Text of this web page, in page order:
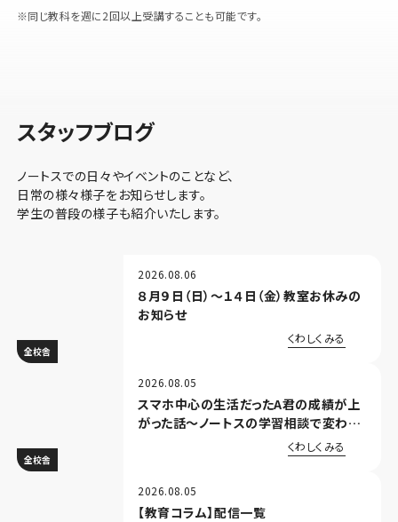
同じ教科を週に2回以上受講することも可能です。
スタッフブログ
ノートスでの日々やイベントのことなど、
日常の様々様子をお知らせします。
学生の普段の様子も紹介いたします。
全校舎
2026.08.06
８月９日（日）～１４日（金）教室お休みの
お知らせ
くわしくみる
全校舎
2026.08.05
スマホ中心の生活だったA君の成績が上
がった話～ノートスの学習相談で変わっ
くわしくみる
2026.08.05
【教育コラム】配信一覧